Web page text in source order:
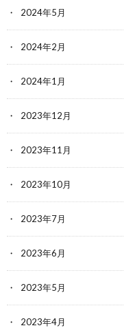
2024年5月
2024年2月
2024年1月
2023年12月
2023年11月
2023年10月
2023年7月
2023年6月
2023年5月
2023年4月